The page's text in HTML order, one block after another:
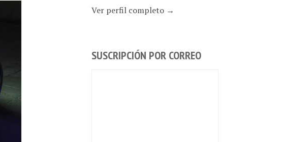
Ver perfil completo →
SUSCRIPCIÓN POR CORREO